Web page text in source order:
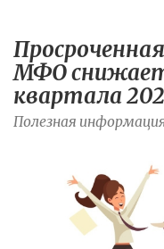
МФО
квартала
Полезная